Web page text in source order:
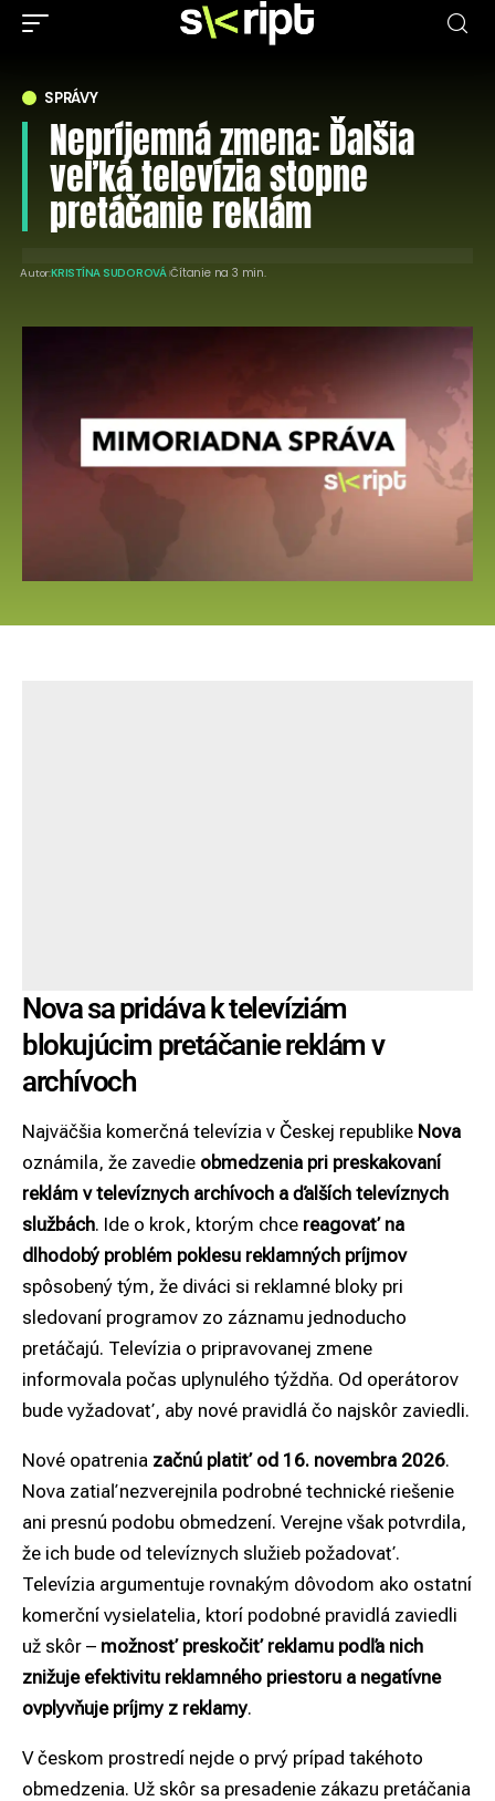
SPRÁVY
Nepríjemná zmena: Ďalšia
veľká televízia stopne
pretáčanie reklám
Autor:KRISTÍNA SUDOROVÁ Čítanie na 3 min.
Nova sa pridáva k televíziám
blokujúcim pretáčanie reklám v
archívoch
Najväčšia komerčná televízia v Českej republike Nova
oznámila, že zavedie obmedzenia pri preskakovaní
reklám v televíznych archívoch a ďalších televíznych
službách. Ide o krok, ktorým chce reagovať na
dlhodobý problém poklesu reklamných príjmov
spôsobený tým, že diváci si reklamné bloky pri
sledovaní programov zo záznamu jednoducho
pretáčajú. Televízia o pripravovanej zmene
informovala počas uplynulého týždňa. Od operátorov
bude vyžadovať, aby nové pravidlá čo najskôr zaviedli.
Nové opatrenia začnú platiť od 16. novembra 2026.
Nova zatiaľ nezverejnila podrobné technické riešenie
ani presnú podobu obmedzení. Verejne však potvrdila,
že ich bude od televíznych služieb požadovať.
Televízia argumentuje rovnakým dôvodom ako ostatní
komerční vysielatelia, ktorí podobné pravidlá zaviedli
už skôr – možnosť preskočiť reklamu podľa nich
znižuje efektivitu reklamného priestoru a negatívne
ovplyvňuje príjmy z reklamy.
V českom prostredí nejde o prvý prípad takéhoto
obmedzenia. Už skôr sa presadenie zákazu pretáčania